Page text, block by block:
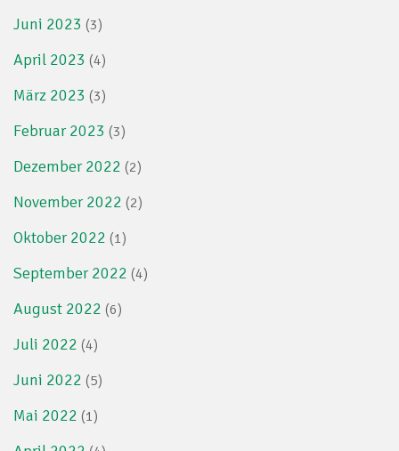
Juni 2023 (3)
April 2023 (4)
März 2023 (3)
Februar 2023 (3)
Dezember 2022 (2)
November 2022 (2)
Oktober 2022 (1)
September 2022 (4)
August 2022 (6)
Juli 2022 (4)
Juni 2022 (5)
Mai 2022 (1)